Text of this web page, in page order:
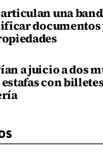
una
documentos
a juicio a dos
con